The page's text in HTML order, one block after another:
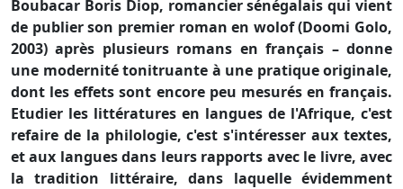
Boubacar Boris Diop, romancier sénégalais qui vient
de publier son premier roman en wolof (Doomi Golo,
2003) après plusieurs romans en français – donne
une modernité tonitruante à une pratique originale,
dont les effets sont encore peu mesurés en français.
Etudier les littératures en langues de l'Afrique, c'est
refaire de la philologie, c'est s'intéresser aux textes,
et aux langues dans leurs rapports avec le livre, avec
la tradition littéraire, dans laquelle évidemment